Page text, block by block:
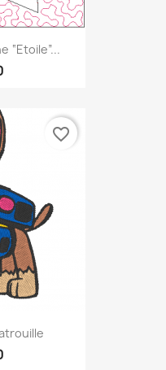
“Etoile”...
favorite_border